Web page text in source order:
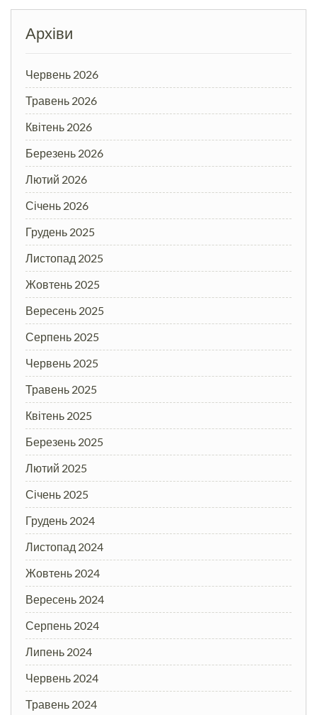
Архіви
Червень 2026
Травень 2026
Квітень 2026
Березень 2026
Лютий 2026
Січень 2026
Грудень 2025
Листопад 2025
Жовтень 2025
Вересень 2025
Серпень 2025
Червень 2025
Травень 2025
Квітень 2025
Березень 2025
Лютий 2025
Січень 2025
Грудень 2024
Листопад 2024
Жовтень 2024
Вересень 2024
Серпень 2024
Липень 2024
Червень 2024
Травень 2024